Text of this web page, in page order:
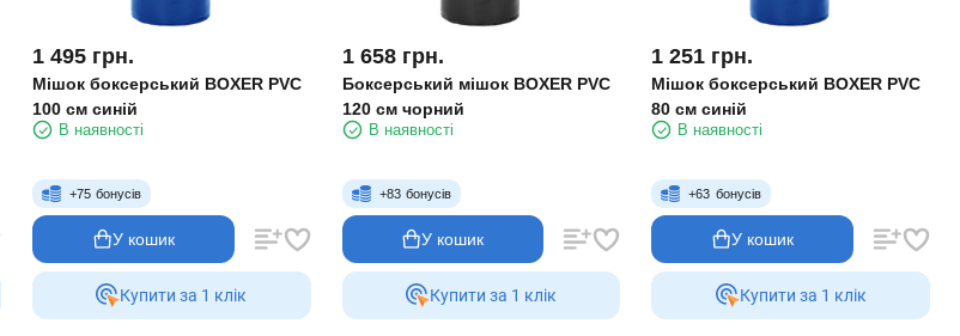
1 495 грн.
Мішок боксерський BOXER PVC
100 см синій
В наявності
+75 бонусів
У кошик
Купити за 1 клiк
1 658 грн.
Боксерський мішок BOXER PVC
120 см чорний
В наявності
+83 бонусів
У кошик
Купити за 1 клiк
1 251 грн.
Мішок боксерський BOXER PVC
80 см синій
В наявності
+63 бонусів
У кошик
Купити за 1 клiк